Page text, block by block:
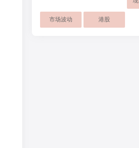
市场波动 港股